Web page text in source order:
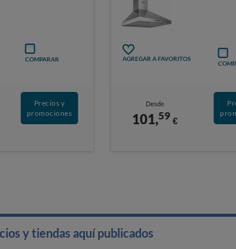
COMPARAR
Precios y
promociones
AGREGAR A FAVORITOS
Desde
101,59 €
y tiendas aquí publicados